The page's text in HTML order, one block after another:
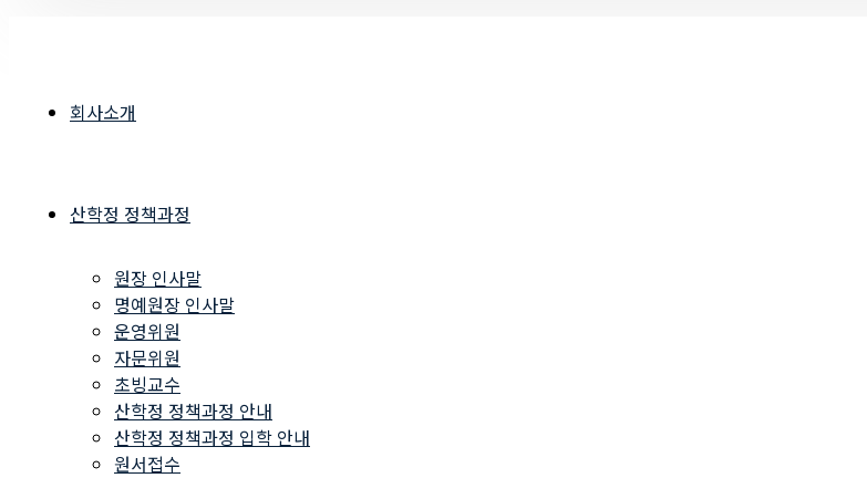
회사소개
산학정 정책과정
원장 인사말
명예원장 인사말
운영위원
자문위원
초빙교수
산학정 정책과정 안내
산학정 정책과정 입학 안내
원서접수